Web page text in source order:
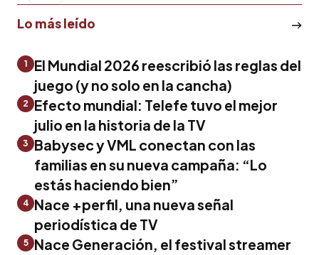
Lo más leído
1
El Mundial 2026 reescribió las reglas del
juego (y no solo en la cancha)
2
Efecto mundial: Telefe tuvo el mejor
julio en la historia de la TV
3
Babysec y VML conectan con las
familias en su nueva campaña: “Lo
estás haciendo bien”
4 Nace +perfil, una nueva señal
periodística de TV
5
Nace Generación, el festival streamer